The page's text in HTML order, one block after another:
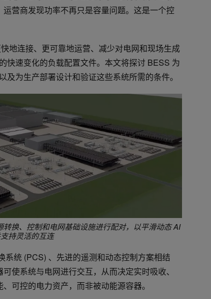
营商发现功率不再只是容量问题。这是一个控
地连接、更可靠地运营、减少对电网和现场生成
快速变化的负载配置文件。本文将探讨 BESS 为
为生产部署设计和验证这些系统所需的条件。
换、控制和电网基础设施进行配对，以平滑动态 AI
持灵活的互连
系统 (PCS) 、先进的遥测和动态控制方案相结
使系统与电网进行交互，从而决定实时吸收、
可控的电力资产，而非被动能源容器。